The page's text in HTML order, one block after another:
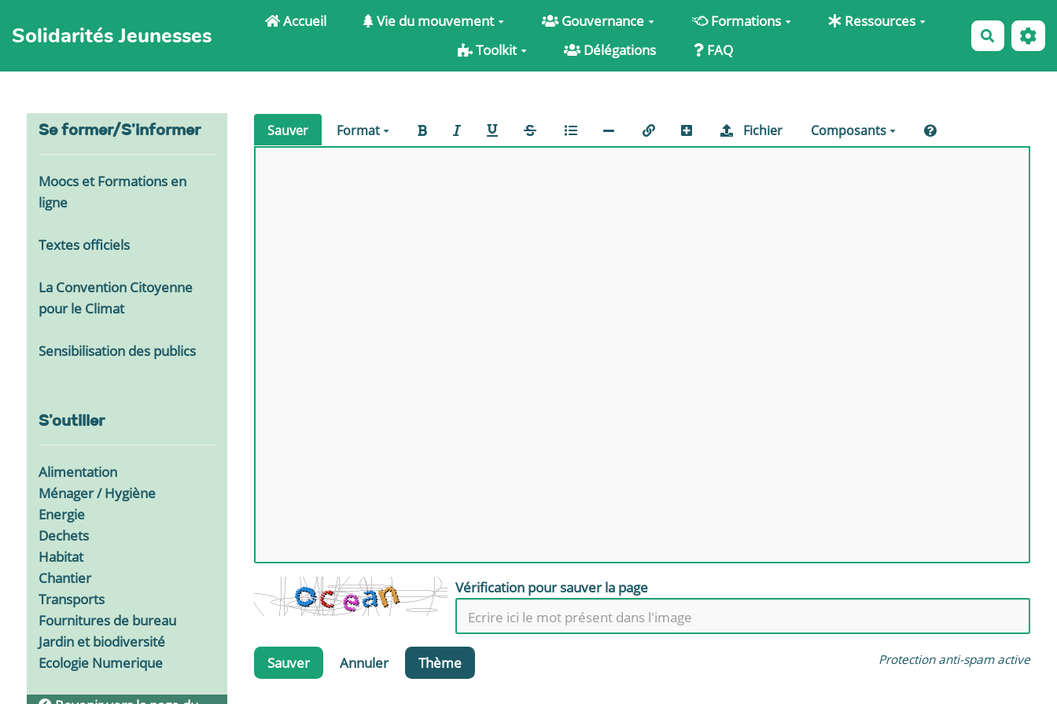
Solidarités Jeunesses
Accueil Vie du mouvement Gouvernance Formations
Ressources
Toolkit
Délégations FAQ
Se former/S'informer
Moocs et Formations en
ligne
Textes officiels
La Convention Citoyenne
pour le Climat
Sensibilisation des publics
S'outiller
Alimentation
Ménager / Hygiène
Energie
Dechets
Habitat
Chantier
Transports
Fournitures de bureau
Jardin et biodiversité
Ecologie Numerique
Sauver Format Fichier Composants
Vérification pour sauver la page
Sauver Annuler Thème Protection anti-spam active